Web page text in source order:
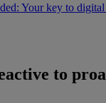
Your key to
to